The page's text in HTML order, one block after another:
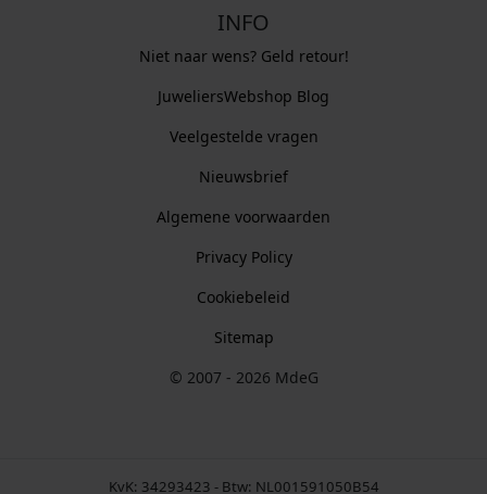
INFO
Niet naar wens? Geld retour!
JuweliersWebshop Blog
Veelgestelde vragen
Nieuwsbrief
Algemene voorwaarden
Privacy Policy
Cookiebeleid
Sitemap
© 2007 - 2026 MdeG
KvK: 34293423 - Btw: NL001591050B54